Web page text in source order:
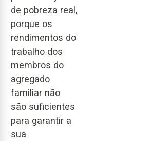
de pobreza real,
porque os
rendimentos do
trabalho dos
membros do
agregado
familiar não
são suficientes
para garantir a
sua